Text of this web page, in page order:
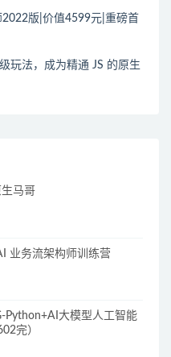
版|价值4599元|重磅首
玩法，成为精通 JS 的原生
马哥
业务流架构师训练营
Python+AI大模型人工智能
完）